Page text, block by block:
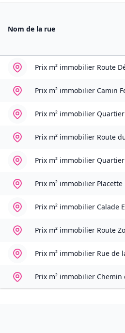
Nom de la rue
Prix m² immobilier Route
Prix m² immobilier Camin
Prix m² immobilier Quartier
Prix m² immobilier Route
Prix m² immobilier
Prix m² immobilier
Prix m² immobilier Calade
Prix m² immobilier Route
Prix m² immobilier Rue de
Prix m² immobilier Chemin